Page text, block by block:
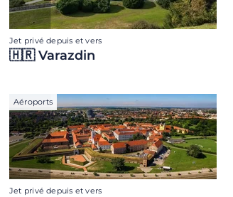
Jet privé depuis et vers
🇭🇷 Varazdin
Aéroports
Jet privé depuis et vers